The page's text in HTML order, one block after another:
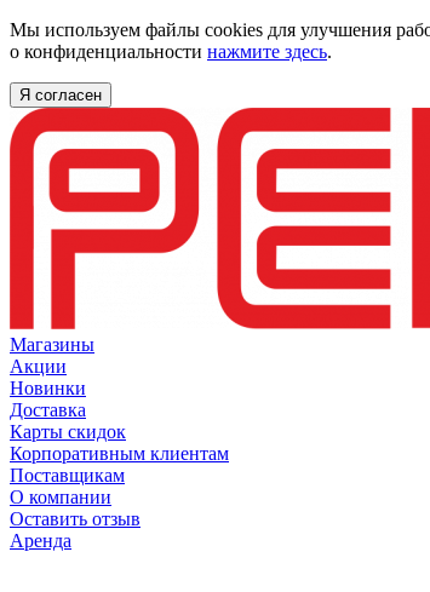
Мы используем файлы cookies для улучшения
о конфиденциальности нажмите здесь.
Я согласен
Магазины
Акции
Новинки
Доставка
Карты скидок
Корпоративным клиентам
Поставщикам
О компании
Оставить отзыв
Аренда